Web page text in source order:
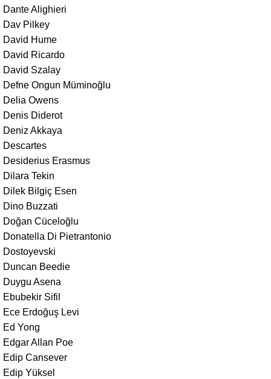
Dante Alighieri
Dav Pilkey
David Hume
David Ricardo
David Szalay
Defne Ongun Müminoğlu
Delia Owens
Denis Diderot
Deniz Akkaya
Descartes
Desiderius Erasmus
Dilara Tekin
Dilek Bilgiç Esen
Dino Buzzati
Doğan Cüceloğlu
Donatella Di Pietrantonio
Dostoyevski
Duncan Beedie
Duygu Asena
Ebubekir Sifil
Ece Erdoğuş Levi
Ed Yong
Edgar Allan Poe
Edip Cansever
Edip Yüksel